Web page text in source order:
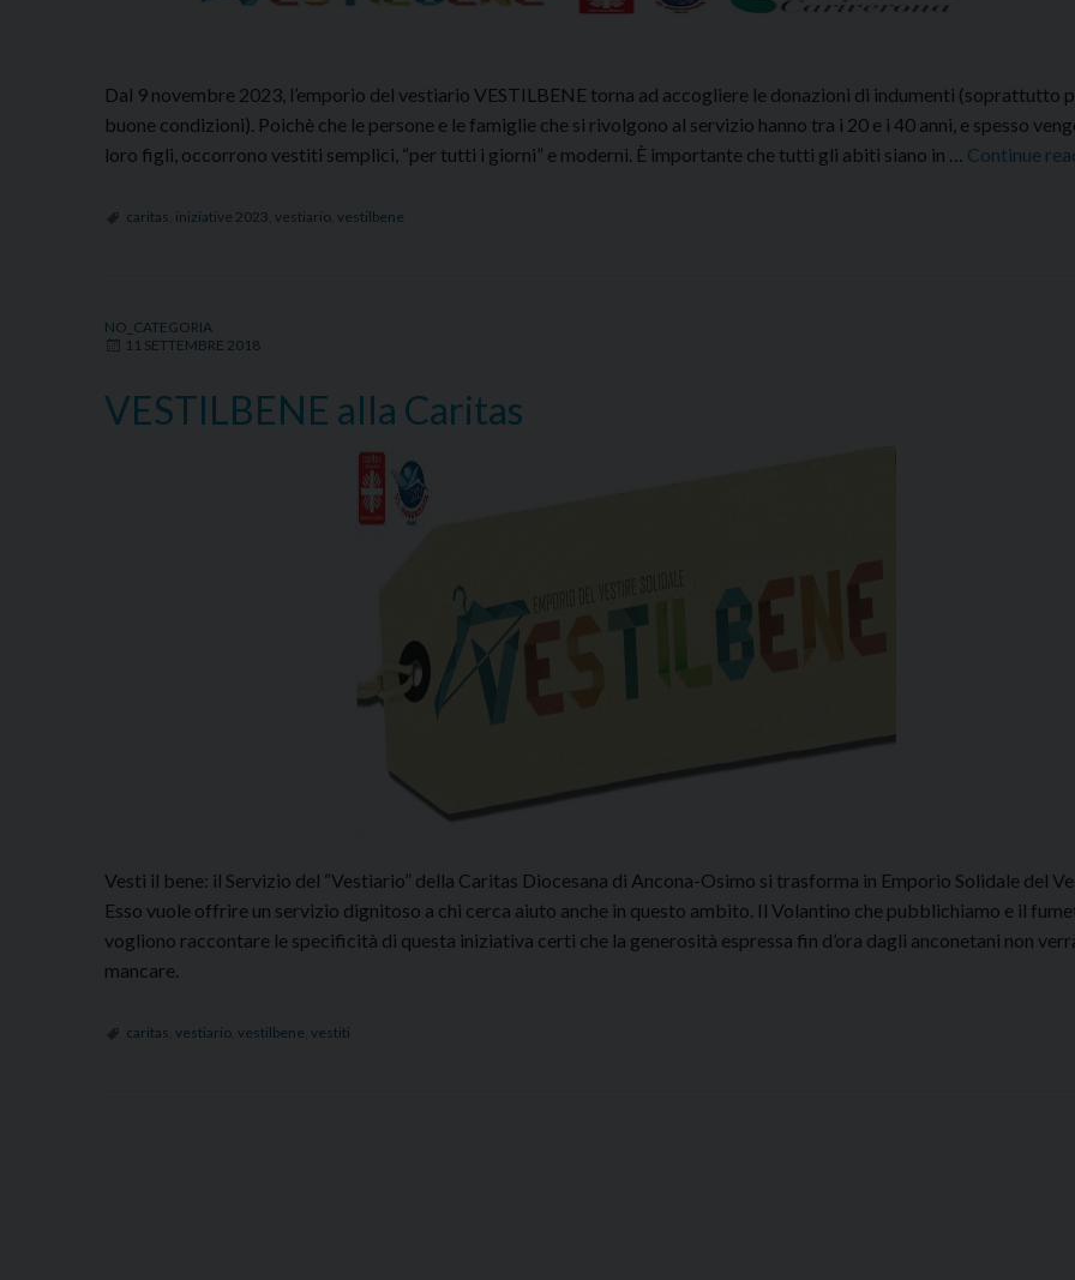
Dal 9 novembre 2023, l’emporio del vestiario VESTILBENE torna ad accogliere le donazioni di indumenti (soprattutto
buone condizioni). Poichè che le persone e le famiglie che si rivolgono al servizio hanno tra i 20 e i 40 anni, e spesso
loro figli, occorrono vestiti semplici, “per tutti i giorni” e moderni. È importante che tutti gli abiti siano in … Continue
caritas iniziative 2023 vestiario vestilbene
NO_CATEGORIA
11 SETTEMBRE 2018
VESTILBENE alla Caritas
Vesti il bene: il Servizio del “Vestiario” della Caritas Diocesana di Ancona-Osimo si trasforma in Emporio Solidale del
Esso vuole offrire un servizio dignitoso a chi cerca aiuto anche in questo ambito. Il Volantino che pubblichiamo e il
vogliono raccontare le specificità di questa iniziativa certi che la generosità espressa fin d’ora dagli anconetani non
mancare.
caritas vestiario vestilbene vestiti